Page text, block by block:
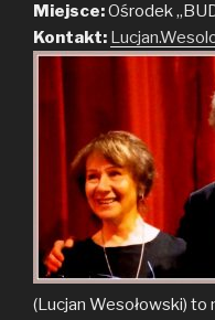
Miejsce:Ośrodek
Kontakt:
(Lucjan Wesołowski)